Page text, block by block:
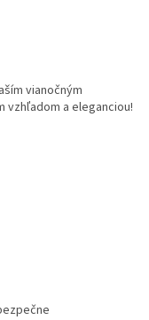
vianočným
a eleganciou!